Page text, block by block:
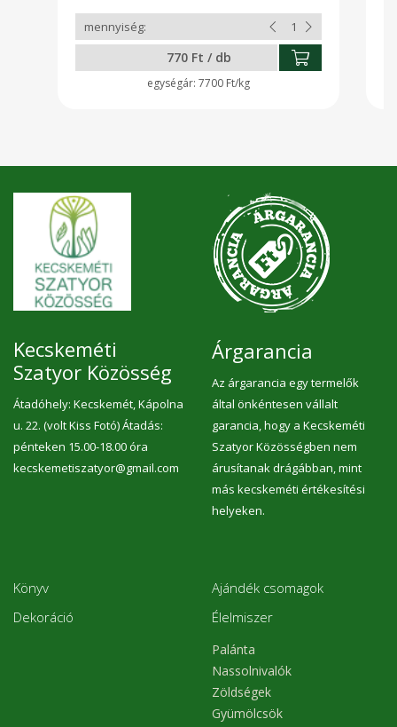
770 Ft / db
7700 Ft/kg
Kecskeméti
Szatyor Közösség
Átadóhely: Kecskemét, Kápolna
u. 22. (volt Kiss Fotó) Átadás:
pénteken 15.00-18.00 óra
kecskemetiszatyor@gmail.com
Árgarancia
Az árgarancia egy termelők
által önkéntesen vállalt
garancia, hogy a Kecskeméti
Szatyor Közösségben nem
árusítanak drágábban, mint
más kecskeméti értékesítési
helyeken.
Könyv
Dekoráció
Ajándék csomagok
Élelmiszer
Palánta
Nassolnivalók
Zöldségek
Gyümölcsök